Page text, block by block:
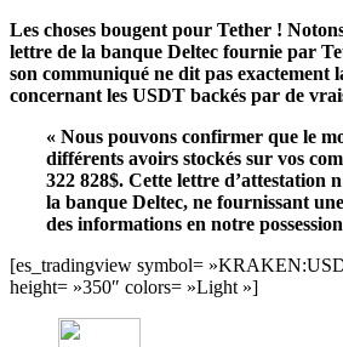
Les choses bougent pour Tether !
lettre de la banque Deltec fournie par
son communiqué ne dit pas exactement
concernant les USDT backés par de
« Nous pouvons confirmer que le
différents avoirs stockés sur vos
322 828$. Cette lettre d’attestation
la banque Deltec, ne fournissant
des informations en notre
[es_tradingview symbol=
height= »350″ colors= »Light »]